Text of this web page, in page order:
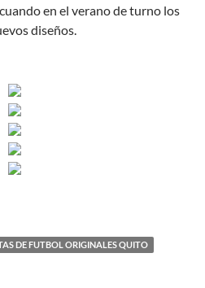
en el verano de turno los
diseños.
DE FUTBOL ORIGINALES QUITO